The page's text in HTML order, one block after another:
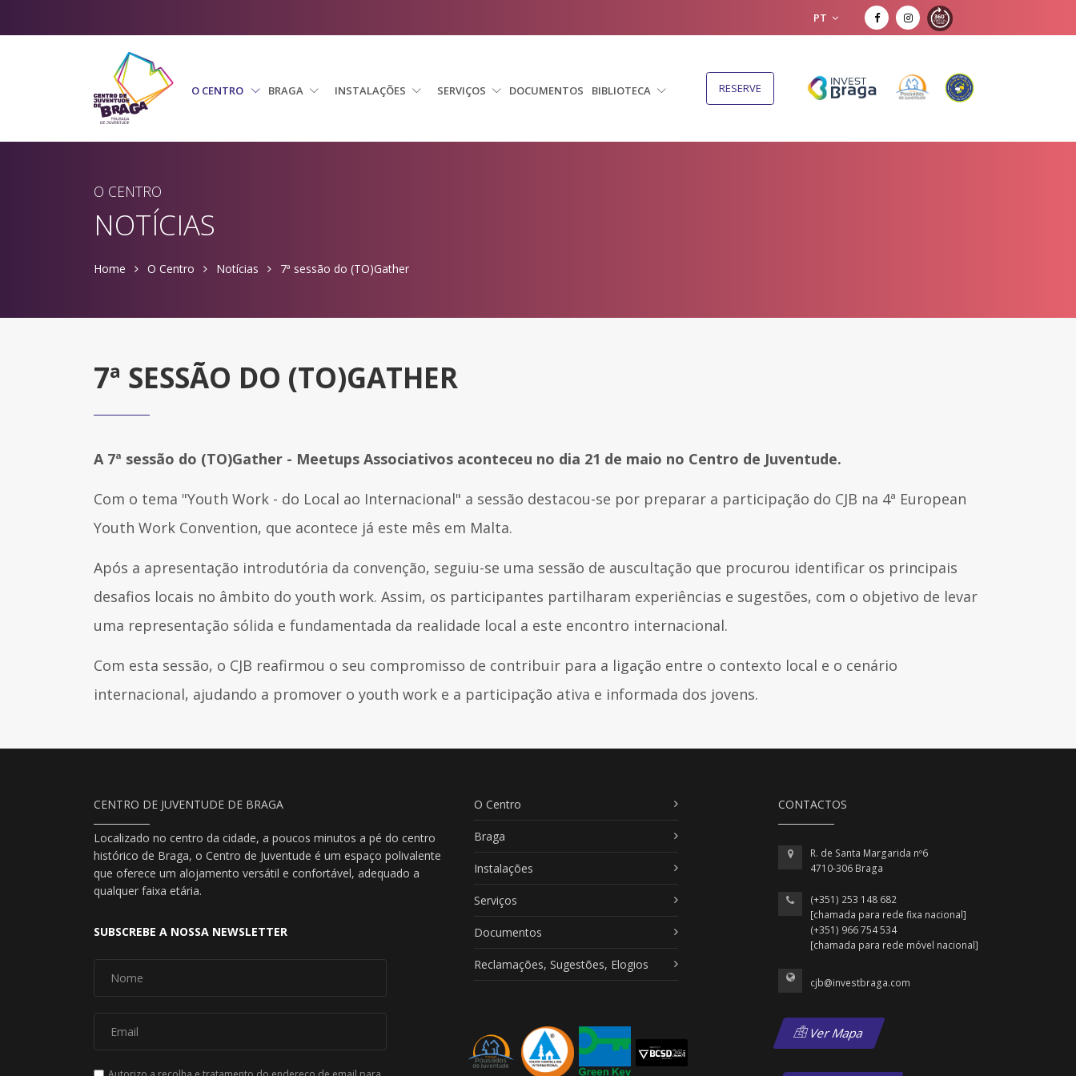
PT
O CENTRO BRAGA INSTALAÇÕES SERVIÇOS DOCUMENTOS BIBLIOTECA RESERVE
O CENTRO
NOTÍCIAS
Home O Centro Notícias 7ª sessão do (TO)Gather
7ª SESSÃO DO (TO)GATHER
A 7ª sessão do (TO)Gather - Meetups Associativos aconteceu no dia 21 de maio no Centro de Juventude.
Com o tema "Youth Work - do Local ao Internacional" a sessão destacou-se por preparar a participação do CJB na 4ª European
Youth Work Convention, que acontece já este mês em Malta.
Após a apresentação introdutória da convenção, seguiu-se uma sessão de auscultação que procurou identificar os principais
desafios locais no âmbito do youth work. Assim, os participantes partilharam experiências e sugestões, com o objetivo de levar
uma representação sólida e fundamentada da realidade local a este encontro internacional.
Com esta sessão, o CJB reafirmou o seu compromisso de contribuir para a ligação entre o contexto local e o cenário
internacional, ajudando a promover o youth work e a participação ativa e informada dos jovens.
CENTRO DE JUVENTUDE DE BRAGA
Localizado no centro da cidade, a poucos minutos a pé do centro
histórico de Braga, o Centro de Juventude é um espaço polivalente
que oferece um alojamento versátil e confortável, adequado a
qualquer faixa etária.
SUBSCREBE A NOSSA NEWSLETTER
O Centro
Braga
Instalações
Serviços
Documentos
Reclamações, Sugestões, Elogios
CONTACTOS
R. de Santa Margarida nº6
4710-306 Braga
(+351) 253 148 682
[chamada para rede fixa nacional]
(+351) 966 754 534
[chamada para rede móvel nacional]
cjb@investbraga.com
Ver Mapa